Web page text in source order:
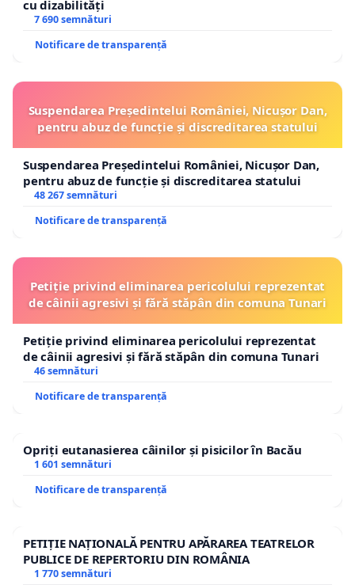
cu dizabilități
7 690 semnături
Notificare de transparență
Suspendarea Președintelui României, Nicușor Dan,
pentru abuz de funcție și discreditarea statului
Suspendarea Președintelui României, Nicușor Dan,
pentru abuz de funcție și discreditarea statului
48 267 semnături
Notificare de transparență
Petiție privind eliminarea pericolului reprezentat
de câinii agresivi și fără stăpân din comuna Tunari
Petiție privind eliminarea pericolului reprezentat
de câinii agresivi și fără stăpân din comuna Tunari
46 semnături
Notificare de transparență
Opriți eutanasierea câinilor și pisicilor în Bacău
1 601 semnături
Notificare de transparență
PETIȚIE NAȚIONALĂ PENTRU APĂRAREA TEATRELOR
PUBLICE DE REPERTORIU DIN ROMÂNIA
1 770 semnături